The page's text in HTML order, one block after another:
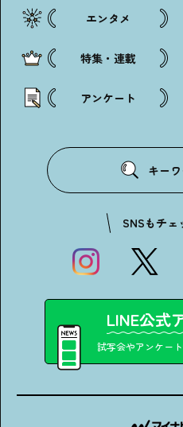
エンタメ
特集・連載
アンケート
キー
SNSもチェ
LINE公式
試写会やアンケー